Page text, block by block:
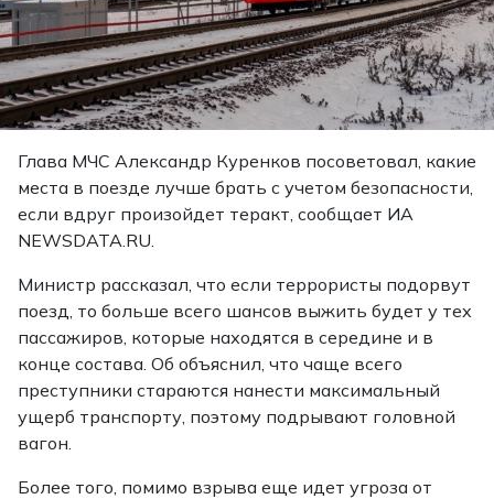
Глава МЧС Александр Куренков посоветовал, какие
места в поезде лучше брать с учетом безопасности,
если вдруг произойдет теракт, сообщает ИА
NEWSDATA.RU.
Министр рассказал, что если террористы подорвут
поезд, то больше всего шансов выжить будет у тех
пассажиров, которые находятся в середине и в
конце состава. Об объяснил, что чаще всего
преступники стараются нанести максимальный
ущерб транспорту, поэтому подрывают головной
вагон.
Более того, помимо взрыва еще идет угроза от